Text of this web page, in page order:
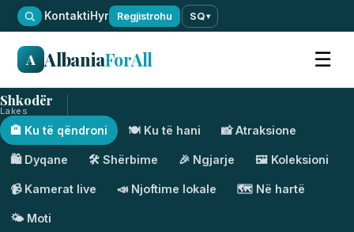
·KontaktiHyr Regjistrohu SQ▾
A AlbaniaForAll ☰
Shkodër
Lakes
🏨 Ku të qëndroni 🍽️ Ku të hani 📸 Atraksione
🛍️ Dyqane 🛠️ Shërbime 🎉 Ngjarje 🖼️ Koleksioni
📹 Kamerat live 📣 Njoftime lokale 🗺️ Në hartë
🌤️ Moti